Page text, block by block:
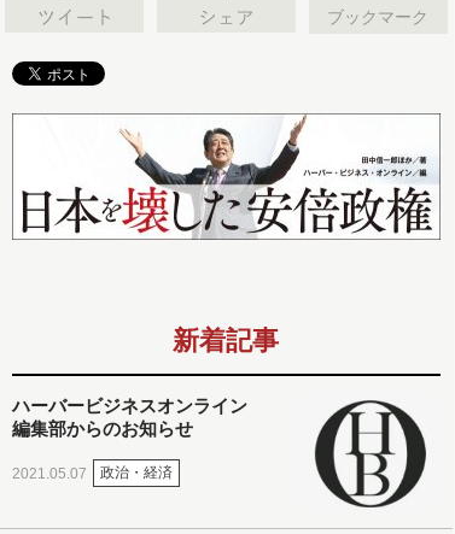
ブックマーク
新着記事
ハーバービジネスオンライン
編集部からのお知らせ
2021.05.07 政治・経済